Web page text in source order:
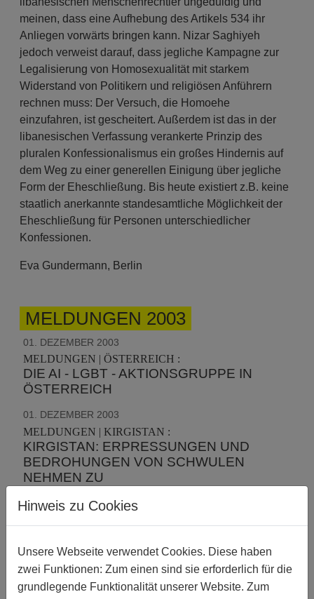
meinen, dass eine Aufhebung des Artikels 534 ihr
Anliegen vorwärts bringen kann. Nizar Saghiyeh
jedoch verweist darauf, dass jegliche Kampagne zur
Legalisierung von Homosexualität mit starkem
Widerstand von Politikern und religiösen Anführern
rechnen muss: Der Versuch, die Homoehe
einzufahren, ist gescheitert. Außerdem ist das in der
libanesischen Verfassung verankerte Prinzip des
pluralen Konfessionalismus ein großes Hindernis auf
dem Weg zu einer generellen Einigung über jegliche
Form der Eheschließung. Bis heute existiert z.B. keine
staatlich anerkannte standesamtliche Möglichkeit der
Eheschließung für Personen unterschiedlicher
Konfessionen.
Eva Gundermann, Berlin
MELDUNGEN 2003
01. DEZEMBER 2003
MELDUNGEN | ÖSTERREICH :
DIE AI - LGBT - AKTIONSGRUPPE IN
ÖSTERREICH
01. DEZEMBER 2003
MELDUNGEN | KIRGISTAN :
KIRGISTAN: ERPRESSUNGEN UND
BEDROHUNGEN VON SCHWULEN
NEHMEN ZU
01. SEPTEMBER 2003
MELDUNGEN | POLEN :
MAL SICHTBAR, MAL NICHT - LGBTS IN
Hinweis zu Cookies
Unsere Webseite verwendet Cookies. Diese haben
zwei Funktionen: Zum einen sind sie erforderlich für die
grundlegende Funktionalität unserer Website. Zum